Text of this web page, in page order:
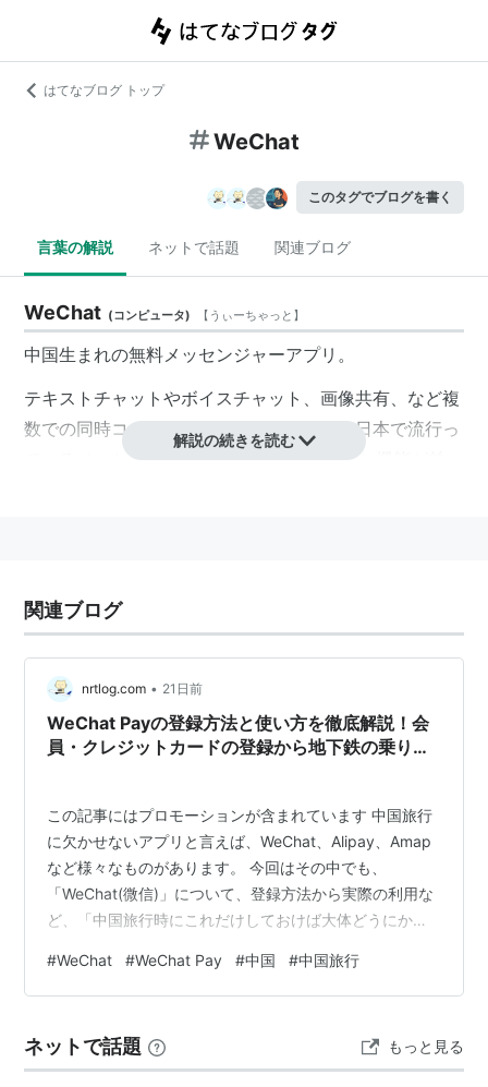
はてなブログ トップ
WeChat
このタグでブログを書く
言葉の解説 ネットで話題 関連ブログ
WeChat (コンピュータ) 【 うぃーちゃっと 】
中国生まれの無料メッセンジャーアプリ。
テキストチャットやボイスチャット、画像共有、など複
数での同時コミュニケーションができる。日本で流行っ
ているメッセンジャーアプリ「LINE」と同じ機能が並
2011年12月9日、ダウンロード数が5000万を突破、
アクティブユーザーは2000万人を超える
2012年4月、ユーザー数は1億を超える
2012年9月15日、ユーザー数が２億人に達する。
機能
絵文字
写真を日付ごとに整理
シェイク（ユーザー情報を交換できる）
グループチャット（最大20人）
る）
中国語
解説の続きを読む
関連ブログ
nrtlog.com • 21日前
WeChat Payの登録方法と使い方を徹底解説！会
員・クレジットカードの登録から地下鉄の乗り
この記事にはプロモーションが含まれています 中国旅行
に欠かせないアプリと言えば、WeChat、Alipay、Amap
など様々なものがあります。 今回はその中でも、
「WeChat(微信)」について、登録方法から実際の利用な
ど、「中国旅行時にこれだけしておけば大体どうにかな
情報は執筆時点のものとなります。 この記事で分かるこ
と WeChatの登録方法 クレジットカードの登録方法 地下
WeChat(微信)とは？ 本人確認なしでも使える WeChatの
登録方法 アプリのダウンロード 新規登録 クレジ…
#WeChat #WeChat Pay #中国 #中国旅行
ネットで話題 もっと見る